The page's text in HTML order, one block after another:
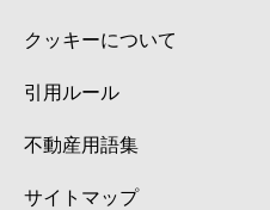
クッキーについて
引用ルール
不動産用語集
サイトマップ